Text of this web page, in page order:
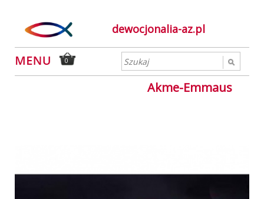
dewocjonalia-az.pl
0
Akme-Emmaus